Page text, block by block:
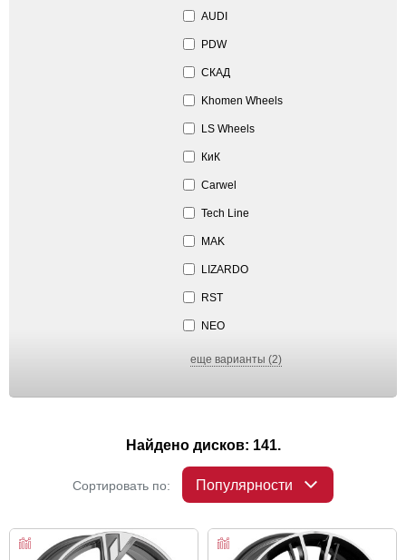
AUDI
PDW
СКАД
Khomen Wheels
LS Wheels
КиК
Carwel
Tech Line
MAK
LIZARDO
RST
NEO
еще варианты (2)
Найдено дисков: 141.
Сортировать по: Популярности